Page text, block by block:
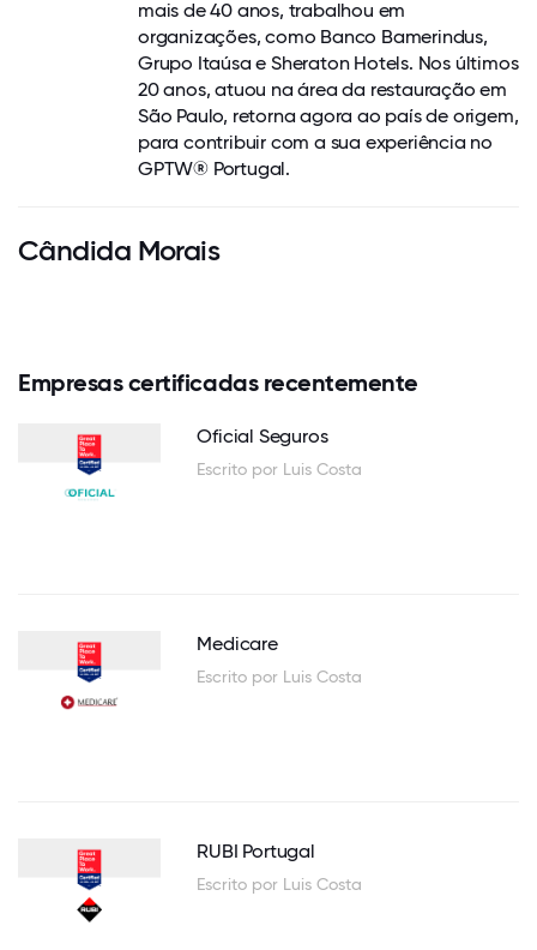
mais de 40 anos, trabalhou em
organizações, como Banco Bamerindus,
Grupo Itaúsa e Sheraton Hotels. Nos últimos
20 anos, atuou na área da restauração em
São Paulo, retorna agora ao país de origem,
para contribuir com a sua experiência no
GPTW® Portugal.
Cândida Morais
Empresas certificadas recentemente
Oficial Seguros
Escrito por Luis Costa
Medicare
Escrito por Luis Costa
RUBI Portugal
Escrito por Luis Costa